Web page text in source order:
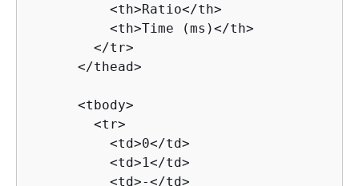
          <th>Ratio</th>
          <th>Time (ms)</th>
        </tr>
      </thead>
      <tbody>
        <tr>
          <td>0</td>
          <td>1</td>
          <td>-</td>